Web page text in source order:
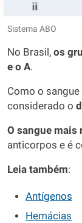
Sistema ABO
No Brasil, os
e o A.
Como o
considerado o
O sangue mais
anticorpos e é
Leia também:
Antígenos
Hemácias